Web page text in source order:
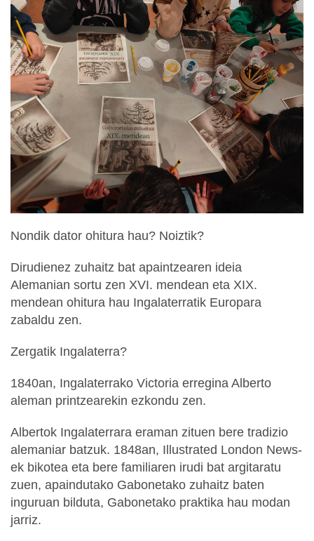
Nondik dator ohitura hau? Noiztik?
Dirudienez zuhaitz bat apaintzearen ideia
Alemanian sortu zen XVI. mendean eta XIX.
mendean ohitura hau Ingalaterratik Europara
zabaldu zen.
Zergatik Ingalaterra?
1840an, Ingalaterrako Victoria erregina Alberto
aleman printzearekin ezkondu zen.
Albertok Ingalaterrara eraman zituen bere tradizio
alemaniar batzuk. 1848an, Illustrated London News-
ek bikotea eta bere familiaren irudi bat argitaratu
zuen, apaindutako Gabonetako zuhaitz baten
inguruan bilduta, Gabonetako praktika hau modan
jarriz.